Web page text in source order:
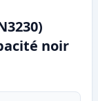
noir